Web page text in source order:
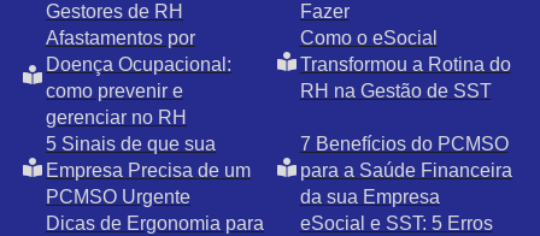
Gestores de RH
Fazer
Afastamentos por
Doença Ocupacional:
como prevenir e
gerenciar no RH
Como o eSocial
Transformou a Rotina do
RH na Gestão de SST
5 Sinais de que sua
Empresa Precisa de um
PCMSO Urgente
7 Benefícios do PCMSO
para a Saúde Financeira
da sua Empresa
Dicas de Ergonomia para
eSocial e SST: 5 Erros